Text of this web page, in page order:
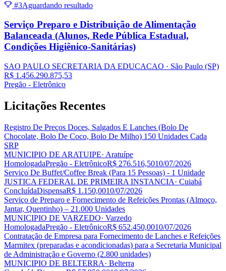
#3Aguardando resultado
Serviço Preparo e Distribuição de Alimentação
Balanceada (Alunos, Rede Pública Estadual,
Condições Higiênico-Sanitárias)
SAO PAULO SECRETARIA DA EDUCACAO · São Paulo (SP)
R$ 1.456.290.875,53
Pregão - Eletrônico
Licitações Recentes
Registro De Preços Doces, Salgados E Lanches (Bolo De
Chocolate, Bolo De Coco, Bolo De Milho) 150 Unidades Cada
SRP
MUNICIPIO DE ARATUIPE· Aratuípe
HomologadaPregão - EletrônicoR$ 276.516,5010/07/2026
Serviço De Buffet/Coffee Break (Para 15 Pessoas) - 1 Unidade
JUSTICA FEDERAL DE PRIMEIRA INSTANCIA· Cuiabá
ConcluídaDispensaR$ 1.150,0010/07/2026
Serviço de Preparo e Fornecimento de Refeições Prontas (Almoço,
Jantar, Quentinho) – 21.000 Unidades
MUNICIPIO DE VARZEDO· Varzedo
HomologadaPregão - EletrônicoR$ 652.450,0010/07/2026
Contratação de Empresa para Fornecimento de Lanches e Refeições
Marmitex (preparadas e acondicionadas) para a Secretaria Municipal
de Administração e Governo (2.800 unidades)
MUNICIPIO DE BELTERRA· Belterra